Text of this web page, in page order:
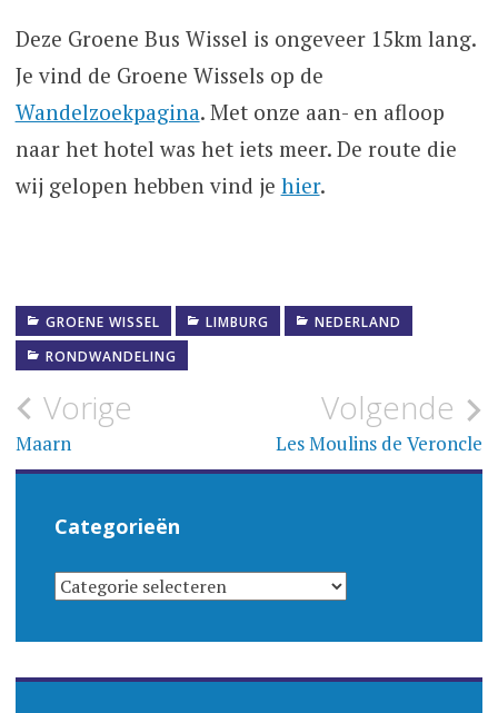
Deze Groene Bus Wissel is ongeveer 15km lang.
Je vind de Groene Wissels op de
Wandelzoekpagina. Met onze aan- en afloop
naar het hotel was het iets meer. De route die
wij gelopen hebben vind je hier.
GROENE WISSEL LIMBURG
NEDERLAND
RONDWANDELING
Bericht
navigatie
Vorige
Maarn
Volgende
Les Moulins de Veroncle
Categorieën
CATEGORIEËN